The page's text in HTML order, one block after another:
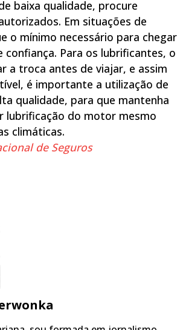
baixa qualidade, procure
Em situações de
o mínimo necessário para chegar
Para os lubrificantes, o
a troca antes de viajar, e assim
é importante a utilização de
qualidade, para que mantenha
lubrificação do motor mesmo
climáticas.
de Seguros